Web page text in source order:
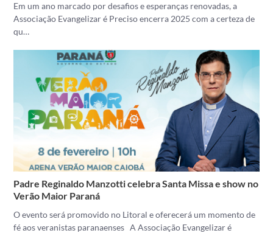
Em um ano marcado por desafios e esperanças renovadas, a
Associação Evangelizar é Preciso encerra 2025 com a certeza de
qu…
Padre Reginaldo Manzotti celebra Santa Missa e show no
Verão Maior Paraná
O evento será promovido no Litoral e oferecerá um momento de
fé aos veranistas paranaenses A Associação Evangelizar é